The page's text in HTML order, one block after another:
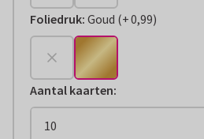
Foliedruk: Goud (
+€ 0,99
+0,99)
Aantal kaarten: